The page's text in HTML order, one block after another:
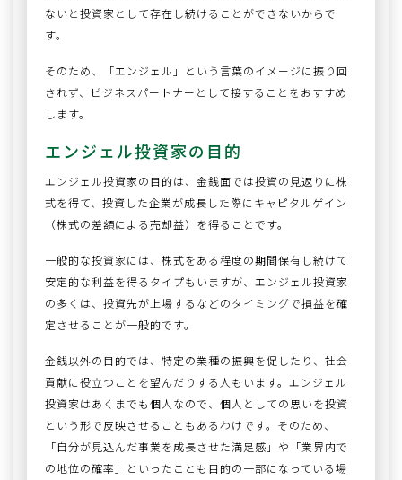
ないと投資家として存在し続けることができないからで
す。
そのため、「エンジェル」という言葉のイメージに振り回
されず、ビジネスパートナーとして接することをおすすめ
します。
エンジェル投資家の目的
エンジェル投資家の目的は、金銭面では投資の見返りに株
式を得て、投資した企業が成長した際にキャピタルゲイン
（株式の差額による売却益）を得ることです。
一般的な投資家には、株式をある程度の期間保有し続けて
安定的な利益を得るタイプもいますが、エンジェル投資家
の多くは、投資先が上場するなどのタイミングで損益を確
定させることが一般的です。
金銭以外の目的では、特定の業種の振興を促したり、社会
貢献に役立つことを望んだりする人もいます。エンジェル
投資家はあくまでも個人なので、個人としての思いを投資
という形で反映させることもあるわけです。そのため、
「自分が見込んだ事業を成長させた満足感」や「業界内で
の地位の確率」といったことも目的の一部になっている場